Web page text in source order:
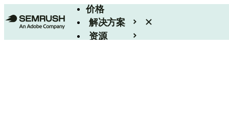
价格
解决方案
资源